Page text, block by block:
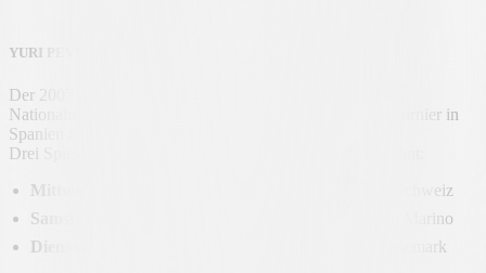
YURI PEVERELLI – SCHWEIZ U19
Der 2007 geborene Youngster wurde erneut in die U19-
Nationalmannschaft berufen, die an einem Freundschaftsturnier in
Spanien teilnimmt.
Drei Spiele sind im
Mittwoch, 12. November, 18.30 Uhr
| Schweden – Schweiz
Samstag, 15. November, 12.30 Uhr
| Schweiz – San Marino
Dienstag, 18. November, 18.30 Uhr
| Schweiz – Dänemark